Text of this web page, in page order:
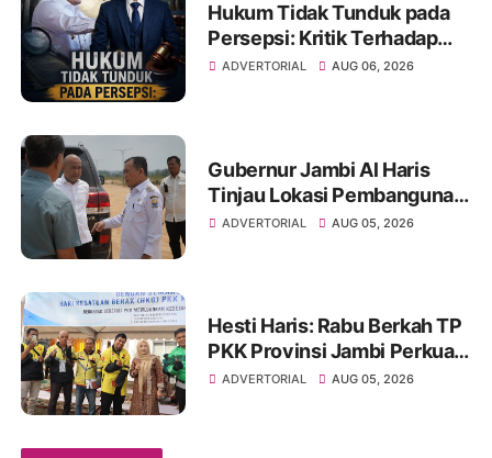
Hukum Tidak Tunduk pada
Persepsi: Kritik Terhadap
Monopoli Kebenaran oleh
ADVERTORIAL AUG 06, 2026
Gubernur Jambi Al Haris
Tinjau Lokasi Pembangunan
Sekolah Rakyat dan Lokasi
ADVERTORIAL AUG 05, 2026
Hesti Haris: Rabu Berkah TP
PKK Provinsi Jambi Perkuat
Literasi Keuangan dan
ADVERTORIAL AUG 05, 2026